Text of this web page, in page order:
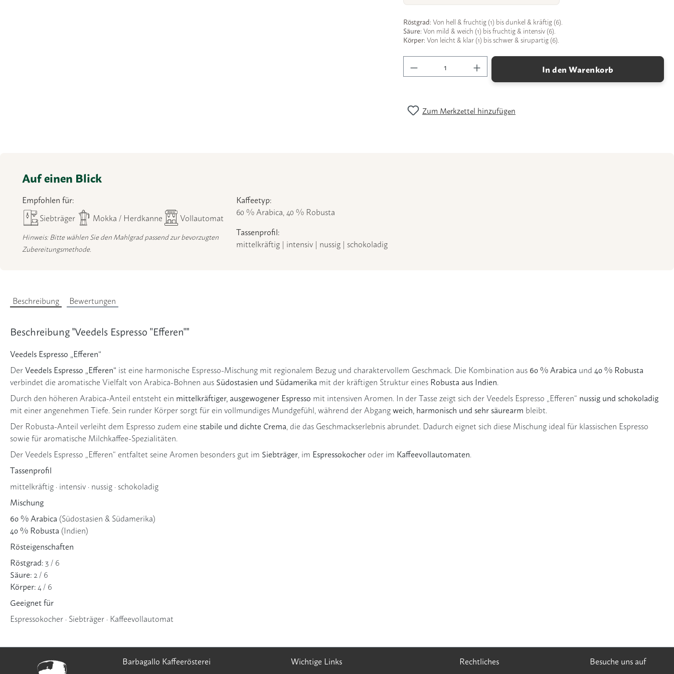
Röstgrad:Von hell & fruchtig (1) bis dunkel & kräftig (6).
Säure:Von mild & weich (1) bis fruchtig & intensiv (6).
Körper:Von leicht & klar (1) bis schwer & sirupartig (6).
Produkt Anzahl: Gib den gewünschten Wert ein
In den Warenkorb
Zum Merkzettel hinzufügen
Auf einen Blick
Empfohlen für:
Siebträger Mokka / Herdkanne Vollautomat
Hinweis: Bitte wählen Sie den Mahlgrad passend zur bevorzugten
Zubereitungsmethode.
Kaffeetyp:
60 % Arabica, 40 % Robusta
Tassenprofil:
mittelkräftig | intensiv | nussig | schokoladig
Beschreibung Bewertungen
Beschreibung "Veedels Espresso ''Efferen''"
Veedels Espresso „Efferen“
DerVeedels Espresso „Efferen“ ist eine harmonische Espresso-Mischung mit regionalem Bezug und charaktervollem Geschmack. Die Kombination aus 60 % Arabica und 40 % Robusta
verbindet die aromatische Vielfalt von Arabica-Bohnen aus Südostasien und Südamerika mit der kräftigen Struktur eines Robusta aus Indien.
Durch den höheren Arabica-Anteil entsteht ein mittelkräftiger, ausgewogener Espresso mit intensiven Aromen. In der Tasse zeigt sich der Veedels Espresso „Efferen“ nussig und schokoladig
mit einer angenehmen Tiefe. Sein runder Körper sorgt für ein vollmundiges Mundgefühl, während der Abgangweich, harmonisch und sehr säurearm bleibt.
Der Robusta-Anteil verleiht dem Espresso zudem eine stabile und dichte Crema, die das Geschmackserlebnis abrundet. Dadurch eignet sich diese Mischung ideal für klassischen Espresso
sowie für aromatische Milchkaffee-Spezialitäten.
Der Veedels Espresso „Efferen“ entfaltet seine Aromen besonders gut im Siebträger, im Espressokocher oder im Kaffeevollautomaten.
Tassenprofil
mittelkräftig · intensiv · nussig · schokoladig
Mischung
60 % Arabica (Südostasien & Südamerika)
40 % Robusta (Indien)
Rösteigenschaften
Röstgrad:3 / 6
Säure:2 / 6
Körper:4 / 6
Geeignet für
Espressokocher · Siebträger · Kaffeevollautomat
Barbagallo Kaffeerösterei Wichtige Links Rechtliches Besuche uns auf